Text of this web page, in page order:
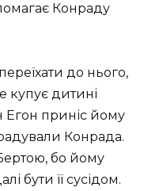
Конраду
до нього,
купує дитині
Егон приніс йому
Конрада.
бо йому
бути її сусідом.